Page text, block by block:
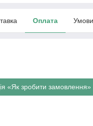
Оплата
«Як зробити замовлення»